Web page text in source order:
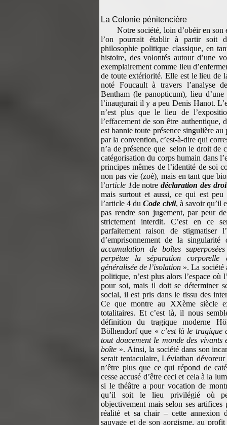
La Colonie pénitencière
Notre société, loin d’obéir en
l’on pourrait établir à partir soit
philosophie politique classique, en
histoire, des volontés autour d’une
exemplairement comme lieu
de toute extériorité. Elle est le lieu de
noté Foucault à travers l’analyse
Bentham (le panopticum), lieu
l’inaugurait il y a peu Denis Hanot.
n’est plus que le lieu de
l’effacement de son être
est bannie toute présence singulière au
par la convention, c’est-à-dire qui
n’a de présence que selon le droit de
catégorisation du corps humain dans
principes mêmes de l’identité de soi
non pas vie (zoè), mais en tant que
l’article 1de notredéclaration des
mais surtout et aussi, ce qui est
l’article 4 duCode civil, à savoir qu’il
pas rendre son jugement, par peur
strictement interdit. C’est en ce
parfaitement raison de stigmatiser
d’emprisonnement de la
accumulation de boîtes
perpétue la séparation
généralisée de l’isolation ». La société
politique, n’est plus alors l’espace où
pour soi, mais il doit se déterminer
social, il est pris dans le tissu des
Ce que montre au XXème siècle
totalitaires. Et c’est là, il nous
définition du tragique moderne
Bölhendorf que « c’est là le tragique
tout doucement le monde des vivants
boîte ». Ainsi, la société dans son
serait tentaculaire, Léviathan
n’être plus que ce qui répond de
cesse accusé d’être ceci et cela à la
si le théâtre a pour vocation de
qu’il soit le lieu privilégié où
objectivement mais selon ses
réalité et sa chair – cette annexion
sauvage et de son aorgisme, au